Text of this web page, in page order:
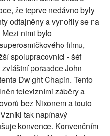
že teprve nedávno byly
odtajněny a vynořily se na
nimi bylo
filmu,
spolupracovníci - šéf
poraadce John
Dwight Chapin. Tento
televizními záběry a
bez Nixonem a touto
tak napínavý
konvence. Konvenčním